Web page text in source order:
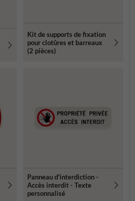
Kit de supports de fixation
pour clotûres et barreaux
(2 pièces)
Panneau d'interdiction -
Accès interdit - Texte
personnalisé